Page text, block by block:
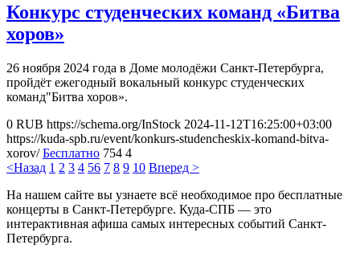
Конкурс студенческих команд «Битва
хоров»
26 ноября 2024 года в Доме молодёжи Санкт-Петербурга,
пройдёт ежегодный вокальный конкурс студенческих
команд"Битва хоров».
0 RUB https://schema.org/InStock 2024-11-12T16:25:00+03:00
https://kuda-spb.ru/event/konkurs-studencheskix-komand-bitva-
xorov/ Бесплатно 754 4
<Назад 1 2 3 4 56 7 8 9 10 Вперед >
На нашем сайте вы узнаете всё необходимое про бесплатные
концерты в Санкт-Петербурге. Куда-СПБ — это
интерактивная афиша самых интересных событий Санкт-
Петербурга.